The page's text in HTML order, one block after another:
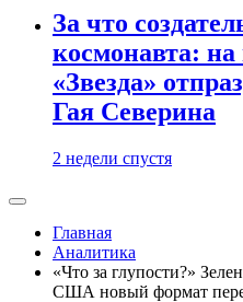
За что
космонавта:
«Звезда»
Гая Северина
2 недели спустя
Главная
Аналитика
«Что за глупости?»
США новый формат